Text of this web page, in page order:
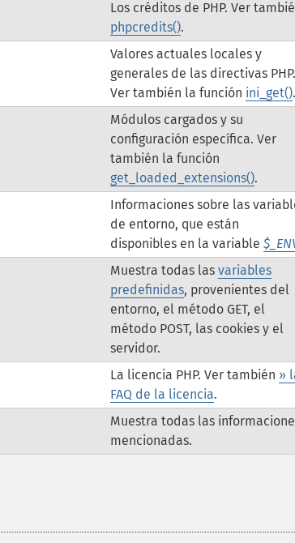
Los créditos de PHP. Ver
phpcredits().
Valores actuales locales y
generales de las directivas PHP.
Ver también la función ini_get().
Módulos cargados y su
configuración específica. Ver
también la función
get_loaded_extensions().
Informaciones sobre las
de entorno, que están
disponibles en la variable
Muestra todas las variables
predefinidas, provenientes del
entorno, el método GET, el
método POST, las cookies y el
servidor.
La licencia PHP. Ver también »
FAQ de la licencia.
Muestra todas las
mencionadas.